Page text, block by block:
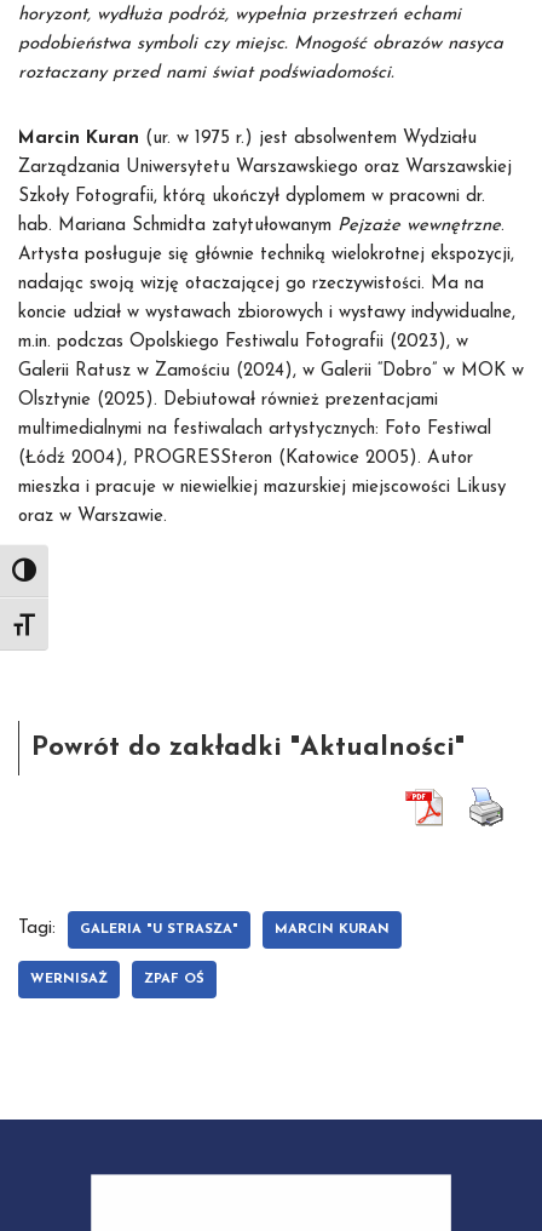
Toggle High Contrast
Toggle Font size
horyzont, wydłuża podróż, wypełnia przestrzeń echami
podobieństwa symboli czy miejsc. Mnogość obrazów nasyca
roztaczany przed nami świat podświadomości.
Marcin Kuran (ur. w 1975 r.) jest absolwentem Wydziału
Zarządzania Uniwersytetu Warszawskiego oraz Warszawskiej
Szkoły Fotografii, którą ukończył dyplomem w pracowni dr.
hab. Mariana Schmidta zatytułowanym Pejzaże wewnętrzne.
Artysta posługuje się głównie techniką wielokrotnej ekspozycji,
nadając swoją wizję otaczającej go rzeczywistości. Ma na
koncie udział w wystawach zbiorowych i wystawy indywidualne,
m.in. podczas Opolskiego Festiwalu Fotografii (2023), w
Galerii Ratusz w Zamościu (2024), w Galerii “Dobro” w MOK w
Olsztynie (2025). Debiutował również prezentacjami
multimedialnymi na festiwalach artystycznych: Foto Festiwal
(Łódź 2004), PROGRESSteron (Katowice 2005). Autor
mieszka i pracuje w niewielkiej mazurskiej miejscowości Likusy
oraz w Warszawie.
Powrót do zakładki "Aktualności"
Tagi: GALERIA "U STRASZA" MARCIN KURAN
WERNISAŻ ZPAF OŚ